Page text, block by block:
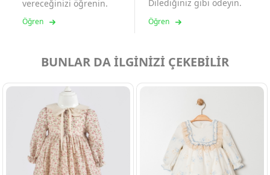
vereceğinizi öğrenin.
Öğren
Dilediğiniz gibi ödeyin.
Öğren
BUNLAR DA İLGİNİZİ ÇEKEBİLİR